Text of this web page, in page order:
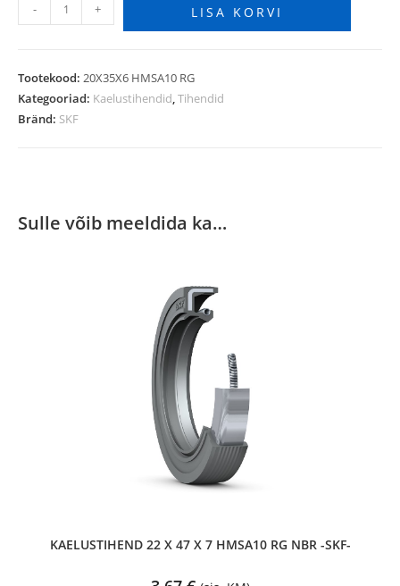
- + LISA KORVI
Tootekood: 20X35X6 HMSA10 RG
Kategooriad: Kaelustihendid,Tihendid
Bränd: SKF
Sulle võib meeldida ka…
KAELUSTIHEND 22 X 47 X 7 HMSA10 RG NBR -SKF-